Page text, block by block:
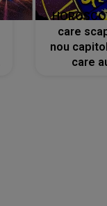
care
nou
care